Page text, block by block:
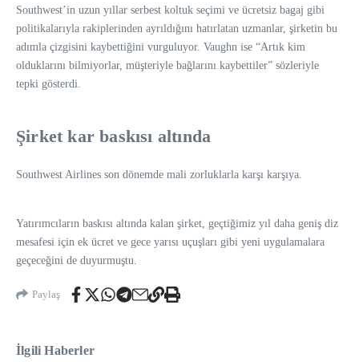
Southwest’in uzun yıllar serbest koltuk seçimi ve ücretsiz bagaj gibi
politikalarıyla rakiplerinden ayrıldığını hatırlatan uzmanlar, şirketin bu
adımla çizgisini kaybettiğini vurguluyor. Vaughn ise “Artık kim
olduklarını bilmiyorlar, müşteriyle bağlarını kaybettiler” sözleriyle
tepki gösterdi.
Şirket kar baskısı altında
Southwest Airlines son dönemde mali zorluklarla karşı karşıya.
Yatırımcıların baskısı altında kalan şirket, geçtiğimiz yıl daha geniş diz
mesafesi için ek ücret ve gece yarısı uçuşları gibi yeni uygulamalara
geçeceğini de duyurmuştu.
Paylaş
İlgili Haberler